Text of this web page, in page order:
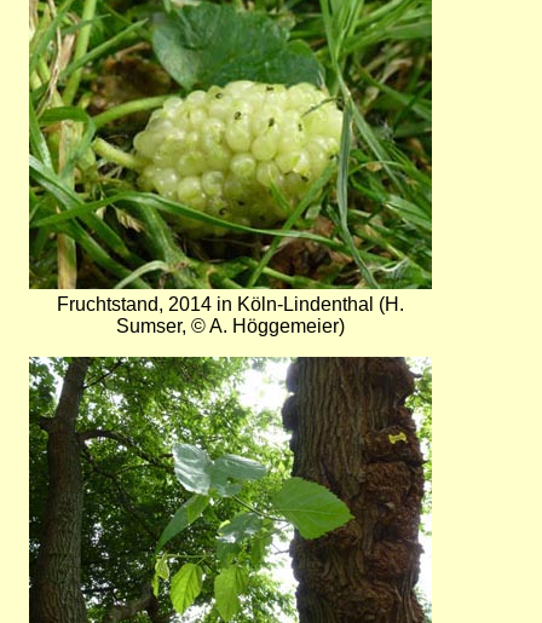
Fruchtstand, 2014 in Köln-Lindenthal (H.
Sumser, © A. Höggemeier)
Bild